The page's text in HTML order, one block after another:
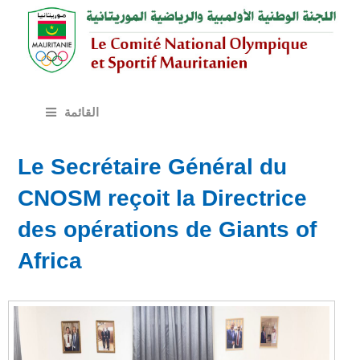
القائمة
Le Secrétaire Général du
CNOSM reçoit la Directrice
des opérations de Giants of
Africa